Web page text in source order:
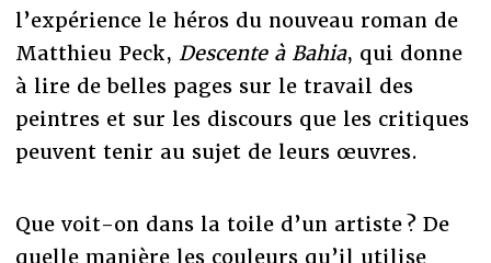
l’expérience le héros du nouveau roman de
Matthieu Peck, Descente à Bahia, qui donne
à lire de belles pages sur le travail des
peintres et sur les discours que les critiques
peuvent tenir au sujet de leurs œuvres.
Que voit-on dans la toile d’un artiste ? De
quelle manière les couleurs qu’il utilise